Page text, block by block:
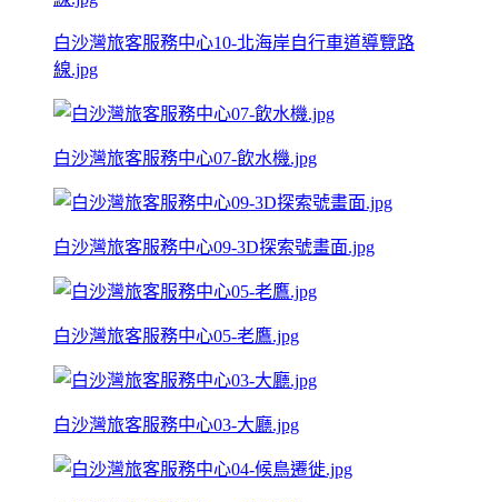
白沙灣旅客服務中心10-北海岸自行車道導覽路
線.jpg
白沙灣旅客服務中心07-飲水機.jpg
白沙灣旅客服務中心09-3D探索號畫面.jpg
白沙灣旅客服務中心05-老鷹.jpg
白沙灣旅客服務中心03-大廳.jpg